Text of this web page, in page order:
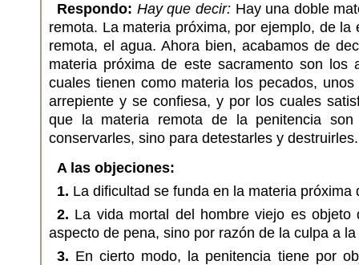
Respondo: Hay que decir:Hay una doble
remota. La materia próxima, por ejemplo, de la
remota, el agua. Ahora bien, acabamos de
materia próxima de este sacramento son los
cuales tienen como materia los pecados,
arrepiente y se confiesa, y por los cuales
que la materia remota de la penitencia
conservarles, sino para detestarles y destruirles.
A las objeciones:
1. La dificultad se funda en la materia próxima
2. La vida mortal del hombre viejo es objeto
aspecto de pena, sino por razón de la culpa a
3. En cierto modo, la penitencia tiene por